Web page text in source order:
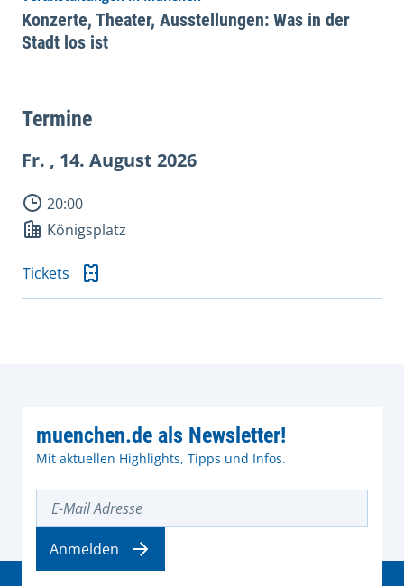
Konzerte, Theater, Ausstellungen: Was in der
Stadt los ist
Termine
Fr. , 14. August 2026
20:00
Königsplatz
Tickets
muenchen.de als Newsletter!
Mit aktuellen Highlights, Tipps und Infos.
Anmelden